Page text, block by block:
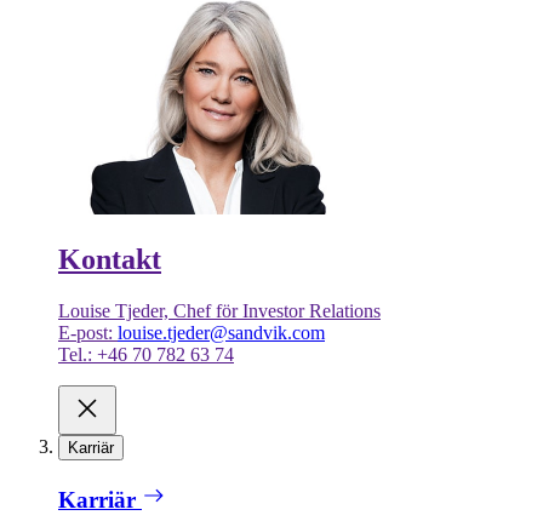
Kontakt
Louise Tjeder, Chef för Investor Relations
E-post: louise.tjeder@sandvik.com
Tel.: +46 70 782 63 74
Karriär
Karriär